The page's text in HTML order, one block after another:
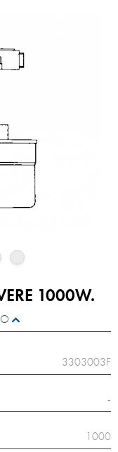
1000W.
3303003F
-
1000